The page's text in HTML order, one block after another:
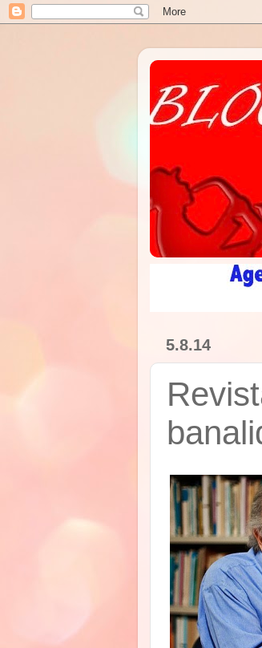
5.8.14